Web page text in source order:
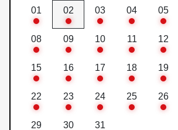
01 02 03 04 05
08 09 10 11 12
15 16 17 18 19
22 23 24 25 26
29 30 31